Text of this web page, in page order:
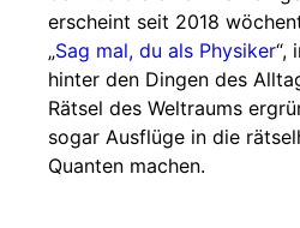
erscheint seit 2018
„Sag mal, du als Physiker“,
hinter den Dingen des
Rätsel des Weltraums
sogar Ausflüge in die
Quanten machen.